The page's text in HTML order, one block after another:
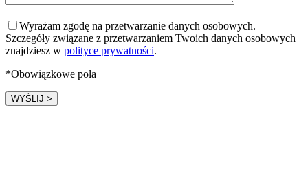
Wyrażam zgodę na przetwarzanie danych osobowych.
Szczegóły związane z przetwarzaniem Twoich danych osobowych
znajdziesz w polityce prywatności.
*Obowiązkowe pola